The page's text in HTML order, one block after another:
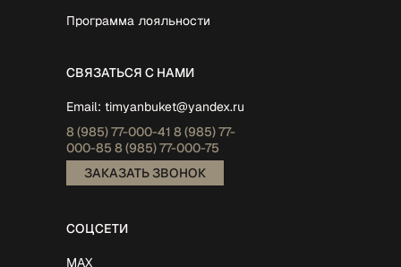
Программа лояльности
СВЯЗАТЬСЯ С НАМИ
Email: timyanbuket@yandex.ru
8 (985)77-000-41 8 (985)77-
000-85 8 (985)77-000-75
ЗАКАЗАТЬ ЗВОНОК
СОЦСЕТИ
MAX